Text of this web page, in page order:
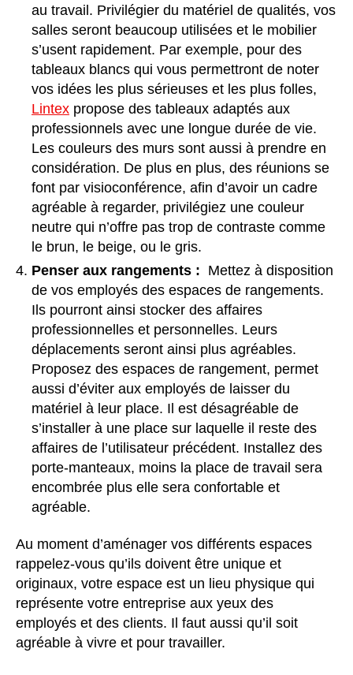
au travail. Privilégier du matériel de qualités, vos
salles seront beaucoup utilisées et le mobilier
s’usent rapidement. Par exemple, pour des
tableaux blancs qui vous permettront de noter
vos idées les plus sérieuses et les plus folles,
Lintex propose des tableaux adaptés aux
professionnels avec une longue durée de vie.
Les couleurs des murs sont aussi à prendre en
considération. De plus en plus, des réunions se
font par visioconférence, afin d’avoir un cadre
agréable à regarder, privilégiez une couleur
neutre qui n’offre pas trop de contraste comme
le brun, le beige, ou le gris.
Penser aux rangements : Mettez à disposition
de vos employés des espaces de rangements.
Ils pourront ainsi stocker des affaires
professionnelles et personnelles. Leurs
déplacements seront ainsi plus agréables.
Proposez des espaces de rangement, permet
aussi d’éviter aux employés de laisser du
matériel à leur place. Il est désagréable de
s’installer à une place sur laquelle il reste des
affaires de l’utilisateur précédent. Installez des
porte-manteaux, moins la place de travail sera
encombrée plus elle sera confortable et
agréable.
Au moment d’aménager vos différents espaces
rappelez-vous qu’ils doivent être unique et
originaux, votre espace est un lieu physique qui
représente votre entreprise aux yeux des
employés et des clients. Il faut aussi qu’il soit
agréable à vivre et pour travailler.